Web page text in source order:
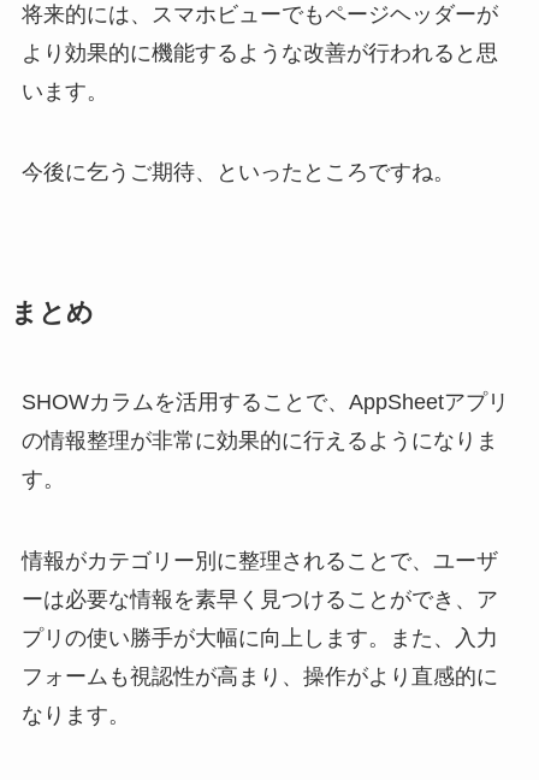
将来的には、スマホビューでもページヘッダーが
より効果的に機能するような改善が行われると思
います。
今後に乞うご期待、といったところですね。
まとめ
SHOWカラムを活用することで、AppSheetアプリ
の情報整理が非常に効果的に行えるようになりま
す。
情報がカテゴリー別に整理されることで、ユーザ
ーは必要な情報を素早く見つけることができ、ア
プリの使い勝手が大幅に向上します。また、入力
フォームも視認性が高まり、操作がより直感的に
なります。